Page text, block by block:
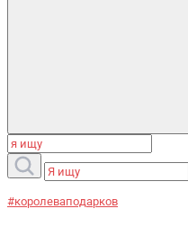
#королеваподарков